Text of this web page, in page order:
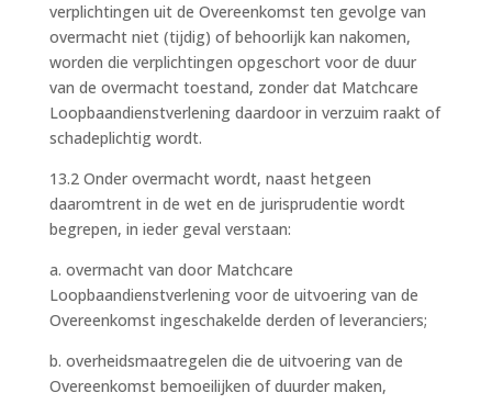
verplichtingen uit de Overeenkomst ten gevolge van
overmacht niet (tijdig) of behoorlijk kan nakomen,
worden die verplichtingen opgeschort voor de duur
van de overmacht toestand, zonder dat Matchcare
Loopbaandienstverlening daardoor in verzuim raakt of
schadeplichtig wordt.
13.2 Onder overmacht wordt, naast hetgeen
daaromtrent in de wet en de jurisprudentie wordt
begrepen, in ieder geval verstaan:
a. overmacht van door Matchcare
Loopbaandienstverlening voor de uitvoering van de
Overeenkomst ingeschakelde derden of leveranciers;
b. overheidsmaatregelen die de uitvoering van de
Overeenkomst bemoeilijken of duurder maken,